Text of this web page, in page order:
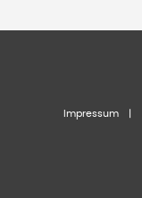
Impressum